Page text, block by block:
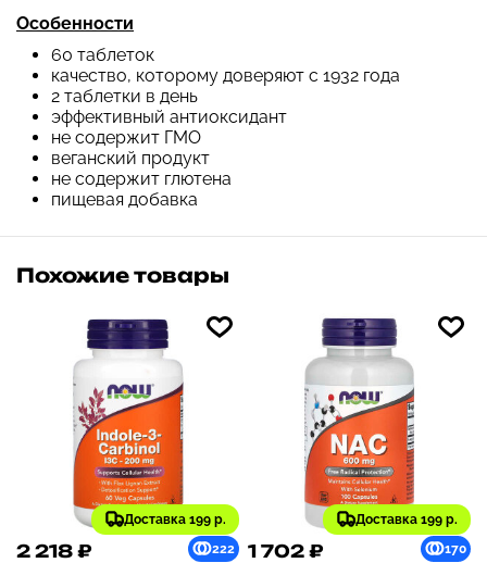
Особенности
60 таблеток
качество, которому доверяют с 1932 года
2 таблетки в день
эффективный антиоксидант
не содержит ГМО
веганский продукт
не содержит глютена
пищевая добавка
Похожие товары
Доставка 199 р.
2 218 ₽ 222
Доставка 199 р.
1 702 ₽ 170